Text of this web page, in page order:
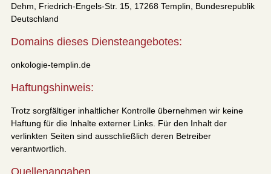
Dehm, Friedrich-Engels-Str. 15, 17268 Templin, Bundesrepublik
Deutschland
Domains dieses Diensteangebotes:
onkologie-templin.de
Haftungshinweis:
Trotz sorgfältiger inhaltlicher Kontrolle übernehmen wir keine
Haftung für die Inhalte externer Links. Für den Inhalt der
verlinkten Seiten sind ausschließlich deren Betreiber
verantwortlich.
Quellenangaben